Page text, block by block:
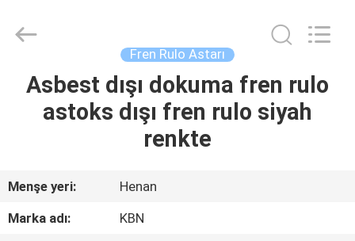
EV
HAKKIMIZDA
Reserved.
Fren Rulo Astarı
Asbest dışı dokuma fren rulo
astoks dışı fren rulo siyah
renkte
Menşe yeri:
Henan
Marka adı:
KBN